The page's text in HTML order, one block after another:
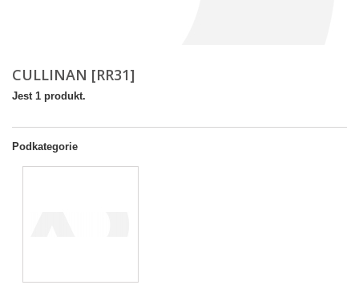
CULLINAN [RR31]
Jest 1 produkt.
Podkategorie